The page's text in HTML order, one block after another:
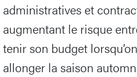
administratives et
augmentant le risque
tenir son budget
allonger la saison